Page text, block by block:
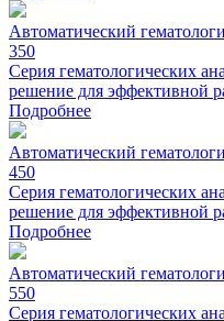
Автоматический
350
Cерия гематологических
решение для эффективной
Подробнее
Автоматический
450
Cерия гематологических
решение для эффективной
Подробнее
Автоматический
550
Cерия гематологических